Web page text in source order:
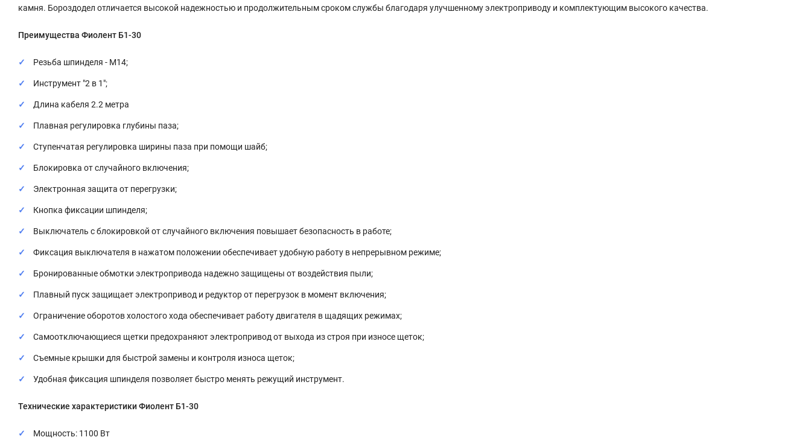
камня. Бороздодел отличается высокой надежностью и продолжительным сроком службы благодаря улучшенному электроприводу и комплектующим высокого качества.
Преимущества Фиолент Б1-30
Резьба шпинделя - М14;
Инструмент "2 в 1";
Длина кабеля 2.2 метра
Плавная регулировка глубины паза;
Ступенчатая регулировка ширины паза при помощи шайб;
Блокировка от случайного включения;
Электронная защита от перегрузки;
Кнопка фиксации шпинделя;
Выключатель с блокировкой от случайного включения повышает безопасность в работе;
Фиксация выключателя в нажатом положении обеспечивает удобную работу в непрерывном режиме;
Бронированные обмотки электропривода надежно защищены от воздействия пыли;
Плавный пуск защищает электропривод и редуктор от перегрузок в момент включения;
Ограничение оборотов холостого хода обеспечивает работу двигателя в щадящих режимах;
Самоотключающиеся щетки предохраняют электропривод от выхода из строя при износе щеток;
Съемные крышки для быстрой замены и контроля износа щеток;
Удобная фиксация шпинделя позволяет быстро менять режущий инструмент.
Технические характеристики Фиолент Б1-30
Мощность: 1100 Вт